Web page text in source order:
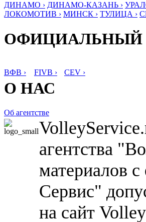
ДИНАМО › ДИНАМО-КАЗАНЬ ›
ЛОКОМОТИВ › МИНСК › ТУЛИЦА ›
ОФИЦИАЛЬНЫЙ
ВФВ › FIVB › CEV ›
О НАС
Об агентстве
агентства
материалов с
Сервис"
на сайт